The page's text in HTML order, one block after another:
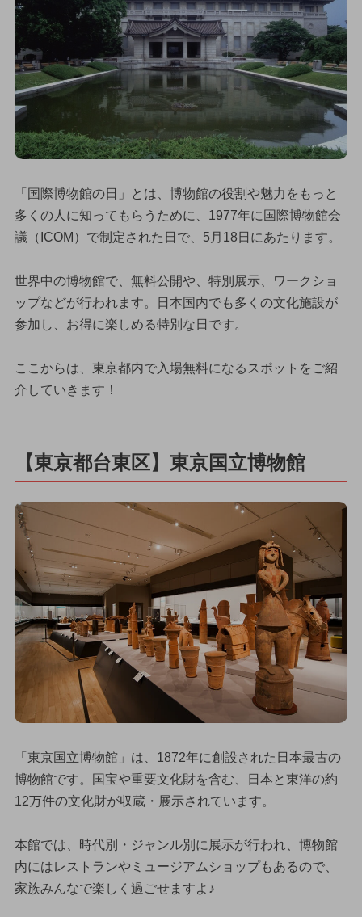
「国際博物館の日」とは、博物館の役割や魅力をもっと
多くの人に知ってもらうために、1977年に国際博物館会
議（ICOM）で制定された日で、5月18日にあたります。
世界中の博物館で、無料公開や、特別展示、ワークショ
ップなどが行われます。日本国内でも多くの文化施設が
参加し、お得に楽しめる特別な日です。
ここからは、東京都内で入場無料になるスポットをご紹
介していきます！
【東京都台東区】東京国立博物館
「東京国立博物館」は、1872年に創設された日本最古の
博物館です。国宝や重要文化財を含む、日本と東洋の約
12万件の文化財が収蔵・展示されています。
本館では、時代別・ジャンル別に展示が行われ、博物館
内にはレストランやミュージアムショップもあるので、
家族みんなで楽しく過ごせますよ♪